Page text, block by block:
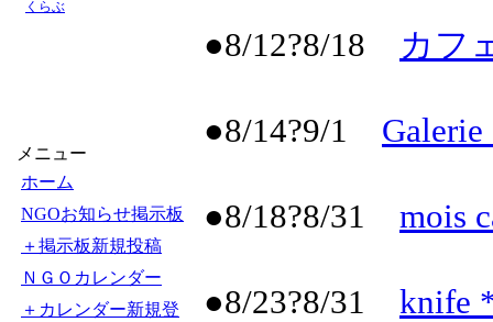
くらぶ
メニュー
ホーム
NGOお知らせ掲示板
＋掲示板新規投稿
ＮＧＯカレンダー
＋カレンダー新規登
●8/12?8/18 カフ
●8/14?9/1
●8/18?8/31 mois
●8/23?8/31 knife